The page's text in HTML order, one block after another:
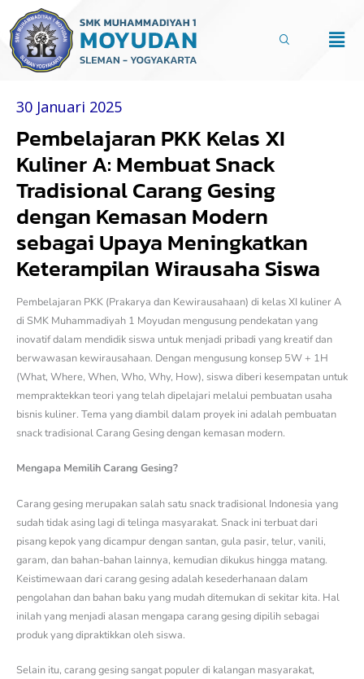
Lewati
konten
30 Januari 2025
Pembelajaran PKK Kelas XI
Kuliner A: Membuat Snack
Tradisional Carang Gesing
dengan Kemasan Modern
sebagai Upaya Meningkatkan
Keterampilan Wirausaha Siswa
Pembelajaran PKK (Prakarya dan Kewirausahaan) di kelas XI kuliner A
di SMK Muhammadiyah 1 Moyudan mengusung pendekatan yang
inovatif dalam mendidik siswa untuk menjadi pribadi yang kreatif dan
berwawasan kewirausahaan. Dengan mengusung konsep 5W + 1H
(What, Where, When, Who, Why, How), siswa diberi kesempatan untuk
mempraktekkan teori yang telah dipelajari melalui pembuatan usaha
bisnis kuliner. Tema yang diambil dalam proyek ini adalah pembuatan
snack tradisional Carang Gesing dengan kemasan modern.
Mengapa Memilih Carang Gesing?
Carang gesing merupakan salah satu snack tradisional Indonesia yang
sudah tidak asing lagi di telinga masyarakat. Snack ini terbuat dari
pisang kepok yang dicampur dengan santan, gula pasir, telur, vanili,
garam, dan bahan-bahan lainnya, kemudian dikukus hingga matang.
Keistimewaan dari carang gesing adalah kesederhanaan dalam
pengolahan dan bahan baku yang mudah ditemukan di sekitar kita. Hal
inilah yang menjadi alasan mengapa carang gesing dipilih sebagai
produk yang dipraktikkan oleh siswa.
Selain itu, carang gesing sangat populer di kalangan masyarakat,